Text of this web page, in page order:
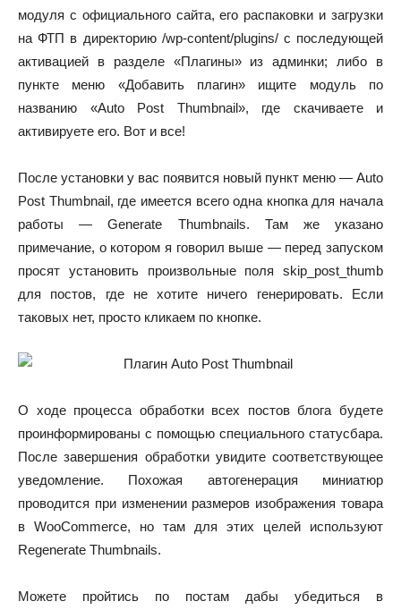
модуля с официального сайта, его распаковки и загрузки
на ФТП в директорию /wp-content/plugins/ с последующей
активацией в разделе «Плагины» из админки; либо в
пункте меню «Добавить плагин» ищите модуль по
названию «Auto Post Thumbnail», где скачиваете и
активируете его. Вот и все!
После установки у вас появится новый пункт меню — Auto
Post Thumbnail, где имеется всего одна кнопка для начала
работы — Generate Thumbnails. Там же указано
примечание, о котором я говорил выше — перед запуском
просят установить произвольные поля skip_post_thumb
для постов, где не хотите ничего генерировать. Если
таковых нет, просто кликаем по кнопке.
О ходе процесса обработки всех постов блога будете
проинформированы с помощью специального статусбара.
После завершения обработки увидите соответствующее
уведомление. Похожая автогенерация миниатюр
проводится при изменении размеров изображения товара
в WooCommerce, но там для этих целей используют
Regenerate Thumbnails.
Можете пройтись по постам дабы убедиться в